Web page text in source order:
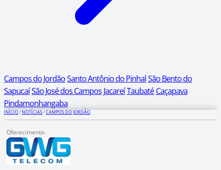
Campos do JordãoSanto Antônio do PinhalSão Bento do
SapucaíSão José dos Campos JacareíTaubaté Caçapava
Pindamonhangaba
INÍCIO/NOTÍCIAS/CAMPOS DO JORDÃO
Oferecimento